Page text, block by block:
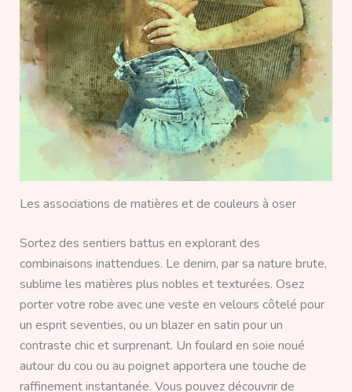
Les associations de matières et de couleurs à oser
Sortez des sentiers battus en explorant des
combinaisons inattendues. Le denim, par sa nature brute,
sublime les matières plus nobles et texturées. Osez
porter votre robe avec une veste en velours côtelé pour
un esprit seventies, ou un blazer en satin pour un
contraste chic et surprenant. Un foulard en soie noué
autour du cou ou au poignet apportera une touche de
raffinement instantanée. Vous pouvez découvrir de